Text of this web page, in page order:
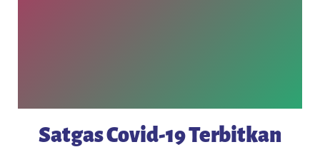
Satgas Covid-19 Terbitkan